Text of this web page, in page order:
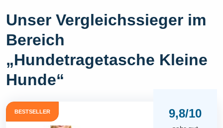
Unser Vergleichssieger im
Bereich
„Hundetragetasche Kleine
Hunde“
BESTSELLER 9,8/10